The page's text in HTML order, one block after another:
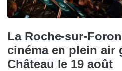
La Roche-sur-
cinéma en plein air
Château le 19 août